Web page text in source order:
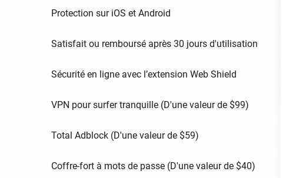
Protection sur iOS et Android
Satisfait ou remboursé après 30 jours d'utilisation
Sécurité en ligne avec l’extension Web Shield
VPN pour surfer tranquille (D'une valeur de $99)
Total Adblock (D'une valeur de $59)
Coffre-fort à mots de passe (D'une valeur de $40)